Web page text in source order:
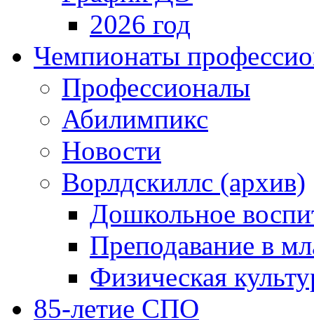
2026 год
Чемпионаты
Профессионалы
Абилимпикс
Новости
Ворлдскиллс (архив)
Дошкольное
Преподавание в
Физическая
85-летие СПО